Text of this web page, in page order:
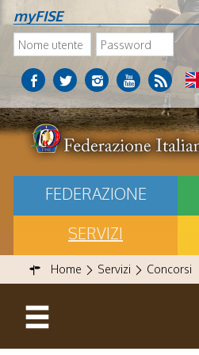
myFISE
FEDERAZIONE
SERVIZI
Home Servizi Concorsi